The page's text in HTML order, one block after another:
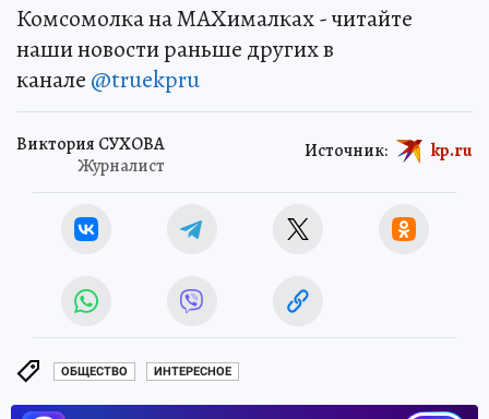
Комсомолка на MAXималках - читайте
наши новости раньше других в
канале @truekpru
Виктория СУХОВА
Журналист
Источник: kp.ru
ОБЩЕСТВО ИНТЕРЕСНОЕ